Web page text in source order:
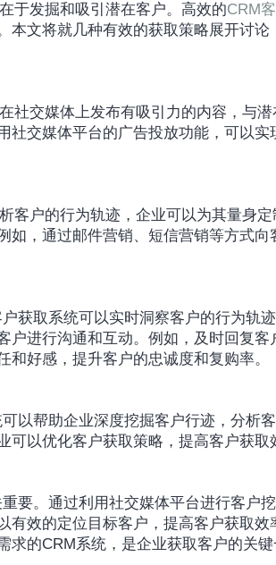
于发掘和吸引潜在客户。高效的
CRM
本文将就几种有效的获取策略展开讨论
社交媒体平台的广告投放功能，可以实
如，通过邮件营销、短信营销等方式向
户进行沟通和互动。例如，及时回复客
好感，提升客户的忠诚度和复购率。
可以优化客户获取策略，提高客户获取
有效的定位目标客户，提高客户获取效
求的CRM系统，是企业获取客户的关键